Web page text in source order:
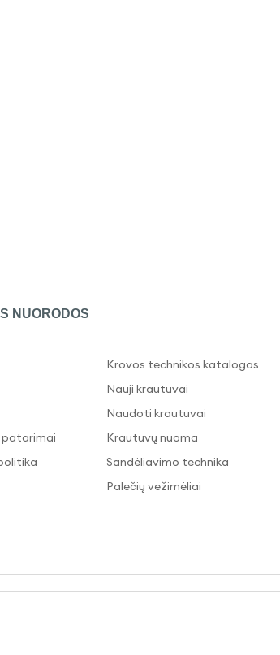
NUORODOS
patarimai
Krovos technikos katalogas
Nauji krautuvai
Naudoti krautuvai
Krautuvų nuoma
Sandėliavimo technika
Palečių vežimėliai